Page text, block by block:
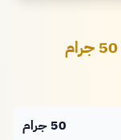
50 جرام